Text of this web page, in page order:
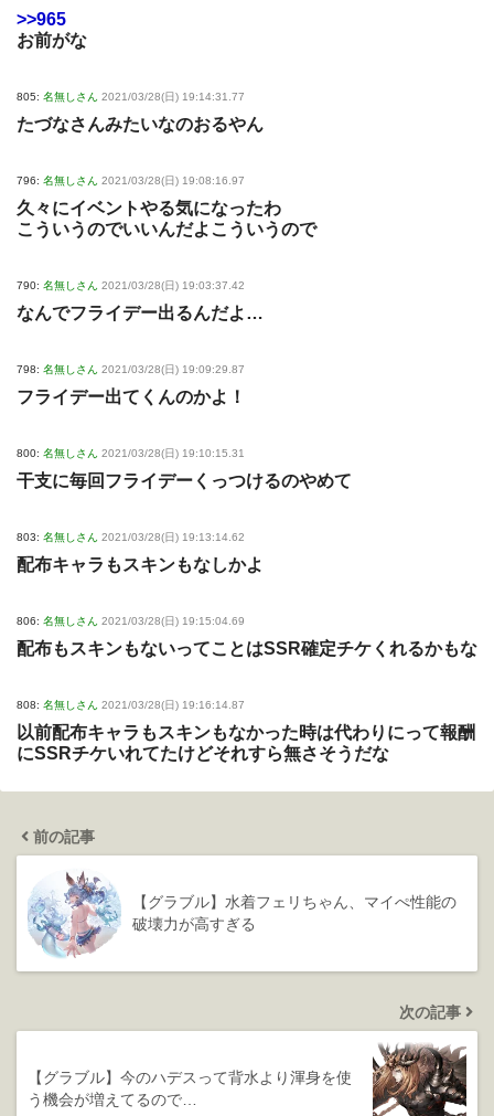
>>965
お前がな
805: 名無しさん 2021/03/28(日) 19:14:31.77
たづなさんみたいなのおるやん
796: 名無しさん 2021/03/28(日) 19:08:16.97
久々にイベントやる気になったわ
こういうのでいいんだよこういうので
790: 名無しさん 2021/03/28(日) 19:03:37.42
なんでフライデー出るんだよ…
798: 名無しさん 2021/03/28(日) 19:09:29.87
フライデー出てくんのかよ！
800: 名無しさん 2021/03/28(日) 19:10:15.31
干支に毎回フライデーくっつけるのやめて
803: 名無しさん 2021/03/28(日) 19:13:14.62
配布キャラもスキンもなしかよ
806: 名無しさん 2021/03/28(日) 19:15:04.69
配布もスキンもないってことはSSR確定チケくれるかもな
808: 名無しさん 2021/03/28(日) 19:16:14.87
以前配布キャラもスキンもなかった時は代わりにって報酬
にSSRチケいれてたけどそれすら無さそうだな
前の記事
【グラブル】水着フェリちゃん、マイぺ性能の
破壊力が高すぎる
次の記事
【グラブル】今のハデスって背水より渾身を使
う機会が増えてるので…